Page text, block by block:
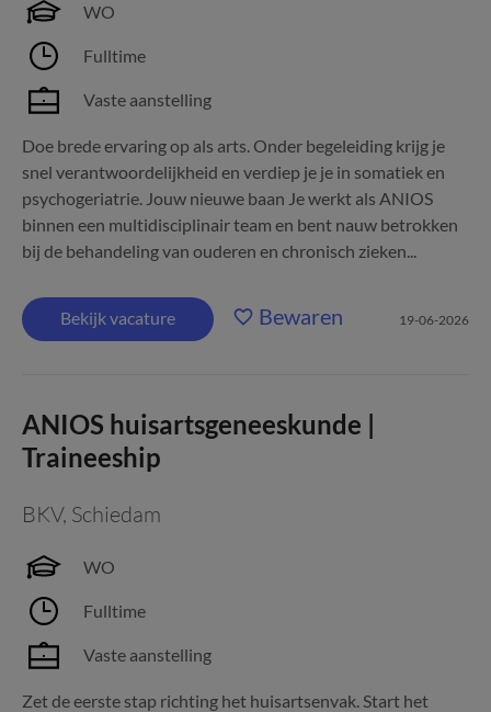
WO
Fulltime
Vaste aanstelling
Doe brede ervaring op als arts. Onder begeleiding krijg je
snel verantwoordelijkheid en verdiep je je in somatiek en
psychogeriatrie. Jouw nieuwe baan Je werkt als ANIOS
binnen een multidisciplinair team en bent nauw betrokken
bij de behandeling van ouderen en chronisch zieken...
Bekijk vacature Bewaren 19-06-2026
ANIOS huisartsgeneeskunde |
Traineeship
BKV, Schiedam
WO
Fulltime
Vaste aanstelling
Zet de eerste stap richting het huisartsenvak. Start het